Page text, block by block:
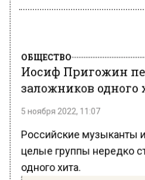
Иосиф Пригожин
заложников одного
Российские музыканты
целые группы нередко
одного хита.